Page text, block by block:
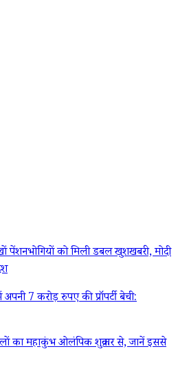
को मिली डबल खुशखबरी, मोदी
7 करोड़ रुपए की प्रॉपर्टी बेची:
महाकुंभ ओलंपिक शुक्रवार से, जानें इससे